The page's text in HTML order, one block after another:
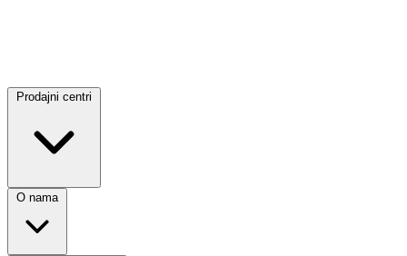
Prodajni centri
O nama